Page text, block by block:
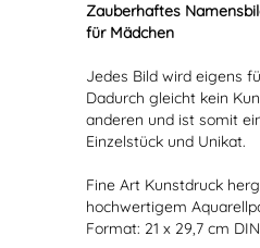
Zauberhaftes
für Mädchen
Jedes Bild wird eigens
Dadurch gleicht kein
anderen und ist somit
Einzelstück und Unikat.
Fine Art Kunstdruck
hochwertigem
Format: 21 x 29,7 cm